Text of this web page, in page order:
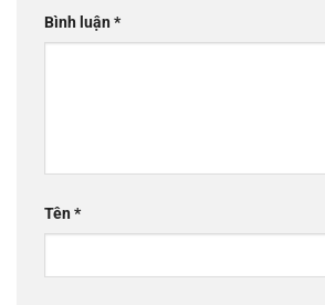
Bình luận*
Tên*